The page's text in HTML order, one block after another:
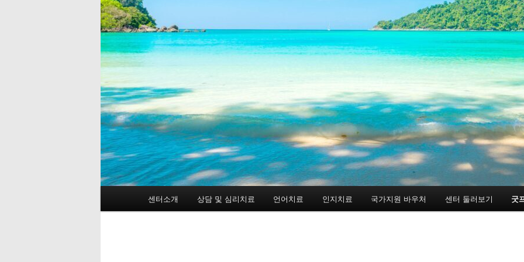
첫
센터소개 상담 및 심리치료 언어치료 인지치료 국가지원 바우처 센터 둘러보기 굿